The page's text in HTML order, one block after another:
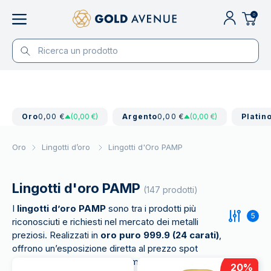
0
Oro0,00 € (0,00 €) Argento0,00 € (0,00 €)
Oro Lingotti d’oro Lingotti d'Oro PAMP
Lingotti d'oro PAMP (147 prodotti)
I lingotti d’oro PAMP sono tra i prodotti più
riconosciuti e richiesti nel mercato dei metalli
preziosi. Realizzati in oro puro 999.9 (24 carati),
offrono un’esposizione diretta al prezzo spot
dell’oro con la garanzia di un marchio leader a livello
5
20%